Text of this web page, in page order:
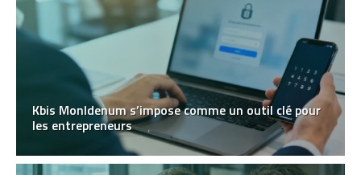
Kbis MonIdenum s’impose comme un outil clé pour
les entrepreneurs